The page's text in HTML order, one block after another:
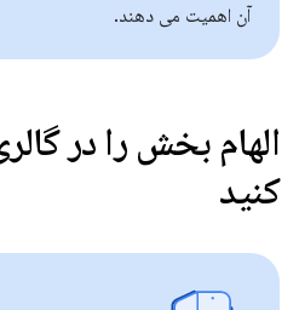
آن اهمیت می دهند.
الهام بخش را در
کنید